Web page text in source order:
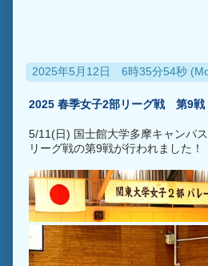
2025年5月12日 6時35分54秒
2025 春季女子2部リーグ戦 第9戦
5/11(日) 国士館大学多摩キャンパ
リーグ戦の第9戦が行われました！